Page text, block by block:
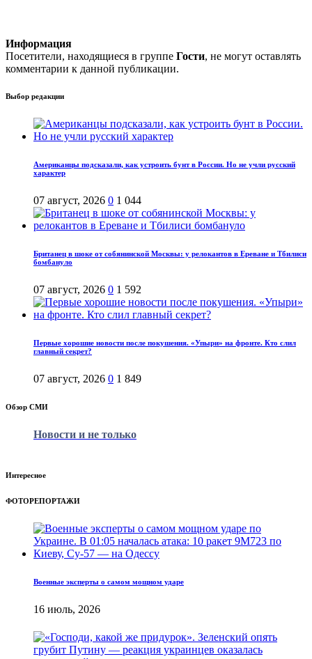
Информация
Посетители, находящиеся в группе Гости, не могут оставлять
комментарии к данной публикации.
Выбор редакции
Американцы подсказали, как устроить бунт в России. Но не учли русский
характер
07 август, 2026 0 1 044
Британец в шоке от собянинской Москвы: у релокантов в Ереване и Тбилиси
бомбануло
07 август, 2026 0 1 592
Первые хорошие новости после покушения. «Упыри» на фронте. Кто слил
главный секрет?
07 август, 2026 0 1 849
Обзор СМИ
Новости и не только
Интересное
ФОТОРЕПОРТАЖИ
Военные эксперты о самом мощном ударе
16 июль, 2026